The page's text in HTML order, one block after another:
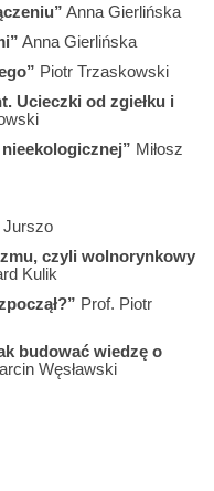
Anna Gierlińska
Anna Gierlińska
Piotr Trzaskowski
Ucieczki od zgiełku i
Miłosz
Jurszo
czyli wolnorynkowy
Kulik
Prof. Piotr
budować wiedzę o
Węsławski